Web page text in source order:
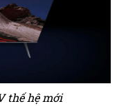
thế hệ mới